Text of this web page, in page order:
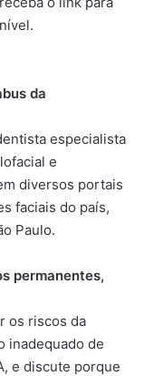
da
especialista
e
diversos portais
faciais do país,
Paulo.
permanentes,
os riscos da
inadequado de
e discute porque